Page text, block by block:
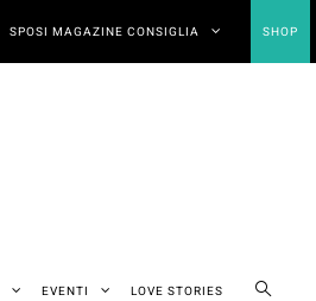
SPOSI MAGAZINE CONSIGLIA SHOP
EVENTI LOVE STORIES